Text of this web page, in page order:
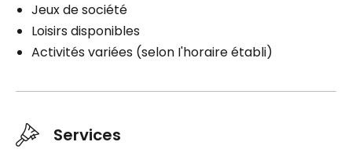
Jeux de société
Loisirs disponibles
Activités variées (selon I'horaire établi)
Services